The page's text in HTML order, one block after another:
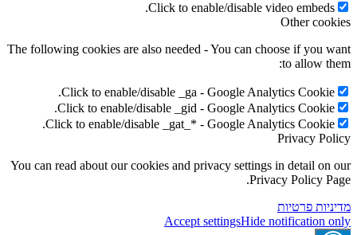
Click to enable/disable video embeds.
Other cookies
The following cookies are also needed - You can choose if you want
to allow them:
Click to enable/disable _ga - Google Analytics Cookie.
Click to enable/disable _gid - Google Analytics Cookie.
Click to enable/disable _gat_* - Google Analytics Cookie.
Privacy Policy
You can read about our cookies and privacy settings in detail on our
Privacy Policy Page.
מדיניות פרטיות
Accept settingsHide notification only